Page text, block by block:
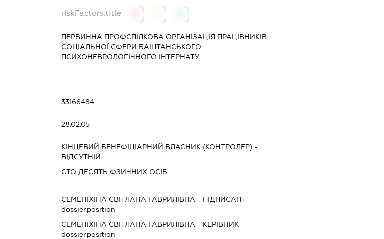
riskFactors.title
ПЕРВИННА ПРОФСПІЛКОВА ОРГАНІЗАЦІЯ ПРАЦІВНИКІВ
СОЦІАЛЬНОЇ СФЕРИ БАШТАНСЬКОГО
ПСИХОНЕВРОЛОГІЧНОГО ІНТЕРНАТУ
-
33166484
28.02.05
КІНЦЕВИЙ БЕНЕФІЦІАРНИЙ ВЛАСНИК (КОНТРОЛЕР) -
ВІДСУТНІЙ
СТО ДЕСЯТЬ ФЗИЧНИХ ОСІБ
СЕМЕНІХІНА СВІТЛАНА ГАВРИЛІВНА - ПІДПИСАНТ
dossier.position -
СЕМЕНІХІНА СВІТЛАНА ГАВРИЛІВНА - КЕРІВНИК
dossier.position -